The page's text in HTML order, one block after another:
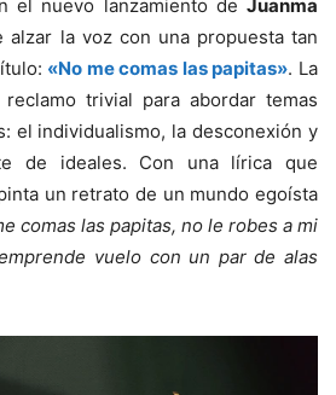
el nuevo lanzamiento de Juanma
alzar la voz con una propuesta tan
«No me comas las papitas». La
trivial para abordar temas
el individualismo, la desconexión y
de ideales. Con una lírica que
un retrato de un mundo egoísta
comas las papitas, no le robes a mi
vuelo con un par de alas